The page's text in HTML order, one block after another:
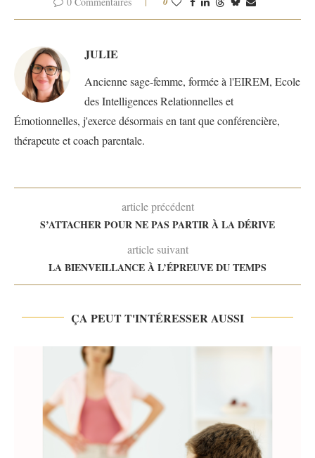
JULIE
Ancienne sage-femme, formée à l'EIREM, Ecole
des Intelligences Relationnelles et
Émotionnelles, j'exerce désormais en tant que conférencière,
thérapeute et coach parentale.
article précédent
S’ATTACHER POUR NE PAS PARTIR À LA DÉRIVE
article suivant
LA BIENVEILLANCE À L’ÉPREUVE DU TEMPS
ÇA PEUT T'INTÉRESSER AUSSI